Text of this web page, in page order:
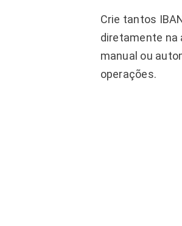
Crie tantos
diretamente na
manual ou
operações.